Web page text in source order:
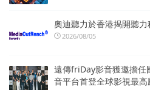
奧迪聽力於香港揭開聽
2026/08/05
遠傳friDay影音獲邀擔
音平台首登全球影視最高